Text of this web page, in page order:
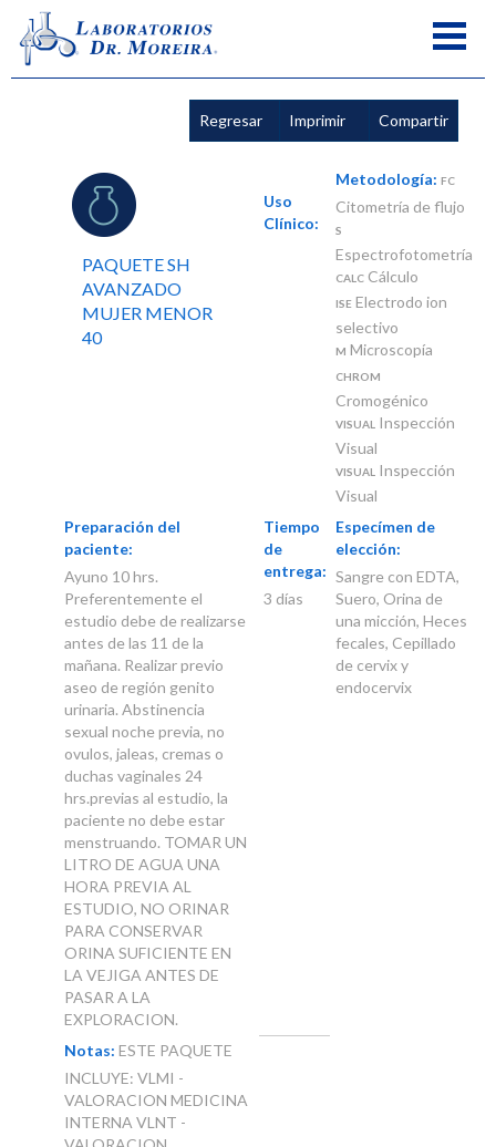
Regresar Imprimir Compartir
PAQUETE SH
AVANZADO
MUJER MENOR
40
Uso
Clínico:
Metodología: FC
Citometría de flujo
S
Espectrofotometría
CALC Cálculo
ISE Electrodo ion
selectivo
M Microscopía
CHROM
Cromogénico
VISUAL Inspección
Visual
VISUAL Inspección
Visual
Preparación del
paciente:
Ayuno 10 hrs.
Preferentemente el
estudio debe de realizarse
antes de las 11 de la
mañana. Realizar previo
aseo de región genito
urinaria. Abstinencia
sexual noche previa, no
ovulos, jaleas, cremas o
duchas vaginales 24
hrs.previas al estudio, la
paciente no debe estar
menstruando. TOMAR UN
LITRO DE AGUA UNA
HORA PREVIA AL
ESTUDIO, NO ORINAR
PARA CONSERVAR
ORINA SUFICIENTE EN
LA VEJIGA ANTES DE
PASAR A LA
EXPLORACION.
Tiempo
de
entrega:
3 días
Especímen de
elección:
Sangre con EDTA,
Suero, Orina de
una micción, Heces
fecales, Cepillado
de cervix y
endocervix
Notas: ESTE PAQUETE
INCLUYE: VLMI -
VALORACION MEDICINA
INTERNA VLNT -